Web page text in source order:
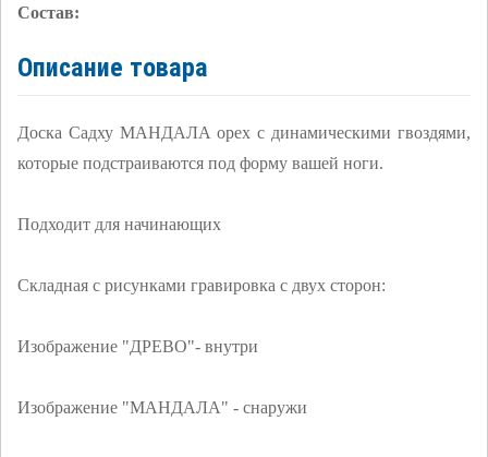
Состав:
Описание товара
Доска Садху МАНДАЛА орех с динамическими гвоздями,
которые подстраиваются под форму вашей ноги.
Подходит для начинающих
Складная с рисунками гравировка с двух сторон:
Изображение "ДРЕВО"- внутри
Изображение "МАНДАЛА" - снаружи